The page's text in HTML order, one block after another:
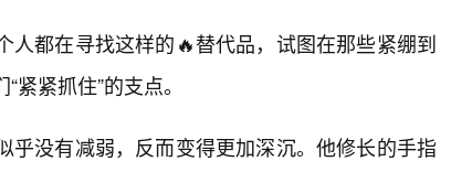
人都在寻找这样的🔥替代品，试图在那些紧绷到
紧抓住”的支点。
乎没有减弱，反而变得更加深沉。他修长的手指